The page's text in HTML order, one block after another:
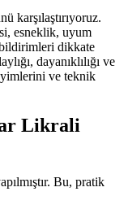
karşılaştırıyoruz.
esneklik, uyum
bildirimleri dikkate
dayanıklılığı ve
ve teknik
Likrali
Bu, pratik